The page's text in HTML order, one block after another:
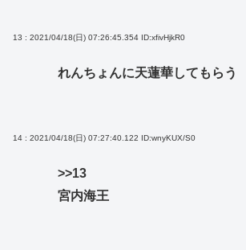
13 : 2021/04/18(日) 07:26:45.354 ID:xfivHjkR0
れんちょんに天蓮華してもらう
14 : 2021/04/18(日) 07:27:40.122 ID:wnyKUX/S0
>>13
宮内海王